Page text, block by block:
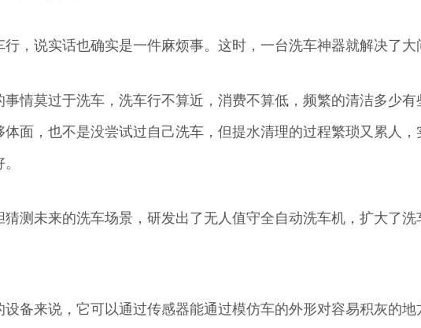
，说实话也确实是一件麻烦事。这时，一台洗车神器就解决了大
情莫过于洗车，洗车行不算近，消费不算低，频繁的清洁多少
面，也不是没尝试过自己洗车，但提水清理的过程繁琐又累人
测未来的洗车场景，研发出了无人值守全自动洗车机，扩大了洗
备来说，它可以通过传感器能通过模仿车的外形对容易积灰的